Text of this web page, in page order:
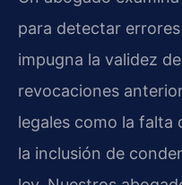
para detectar
impugna la validez
revocaciones
legales como la falta
la inclusión de